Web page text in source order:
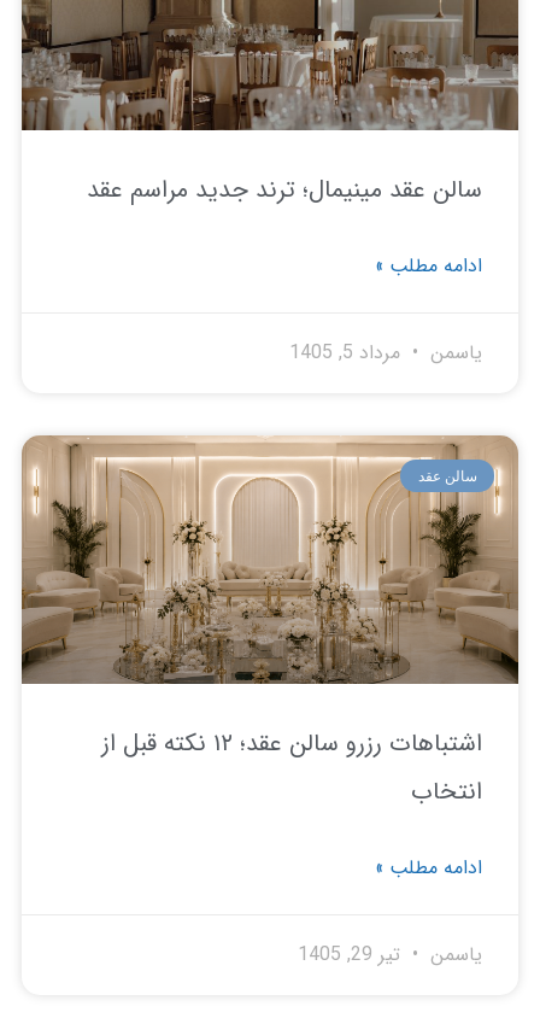
عقد مینیمال؛ ترند جدید مراسم عقد
مطلب »
مرداد 5, 1405
عقد
اشتباهات رزرو سالن عقد؛ ۱۲ نکته قبل از
مطلب »
تیر 29, 1405